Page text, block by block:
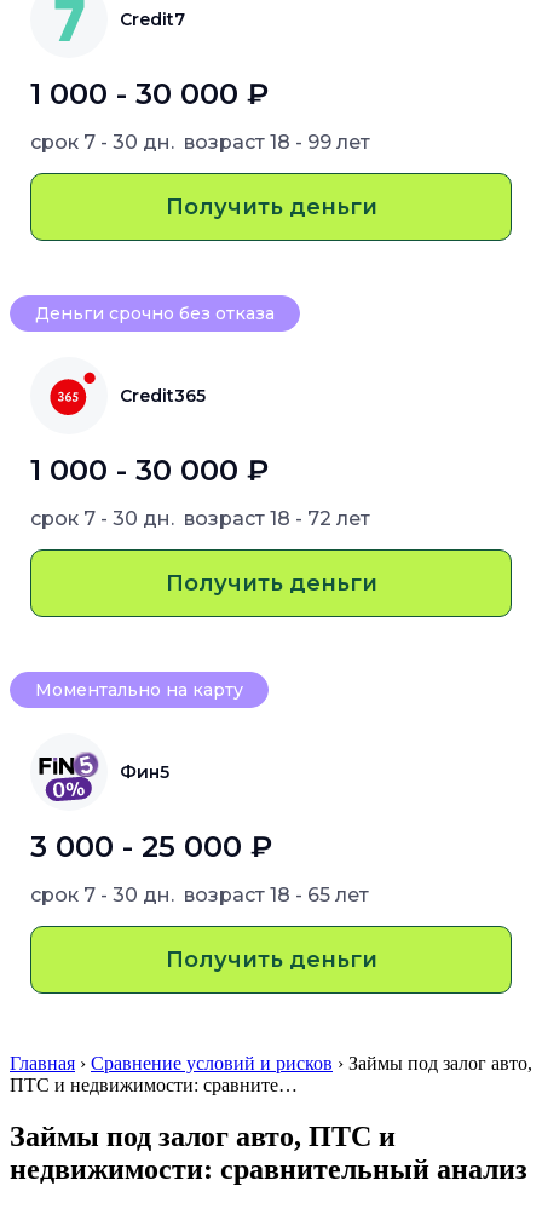
Credit7
1 000 - 30 000 ₽
срок 7 - 30 дн. возраст 18 - 99 лет
Получить деньги
Деньги срочно без отказа
Credit365
1 000 - 30 000 ₽
срок 7 - 30 дн. возраст 18 - 72 лет
Получить деньги
Моментально на карту
Фин5
3 000 - 25 000 ₽
срок 7 - 30 дн. возраст 18 - 65 лет
Получить деньги
Главная › Сравнение условий и рисков › Займы под залог авто,
ПТС и недвижимости: сравните…
Займы под залог авто, ПТС и
недвижимости: сравнительный анализ